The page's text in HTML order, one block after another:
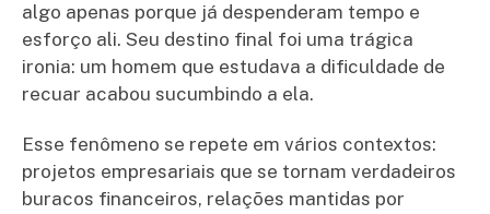
algo apenas porque já despenderam tempo e
esforço ali. Seu destino final foi uma trágica
ironia: um homem que estudava a dificuldade de
recuar acabou sucumbindo a ela.
Esse fenômeno se repete em vários contextos:
projetos empresariais que se tornam verdadeiros
buracos financeiros, relações mantidas por